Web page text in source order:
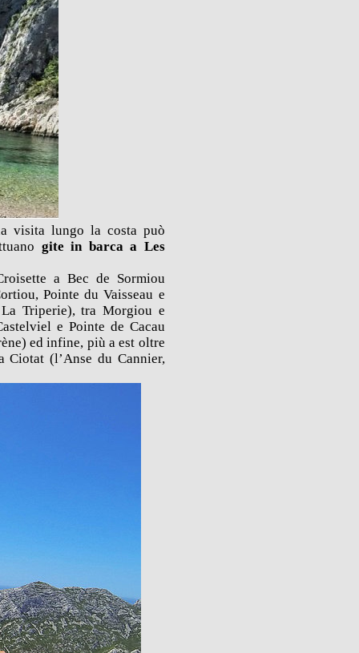
visita lungo la costa può
gite in barca a Les
a Bec de Sormiou
Pointe du Vaisseau e
Triperie), tra Morgiou e
e Pointe de Cacau
ed infine, più a est oltre
Ciotat (l’Anse du Cannier,